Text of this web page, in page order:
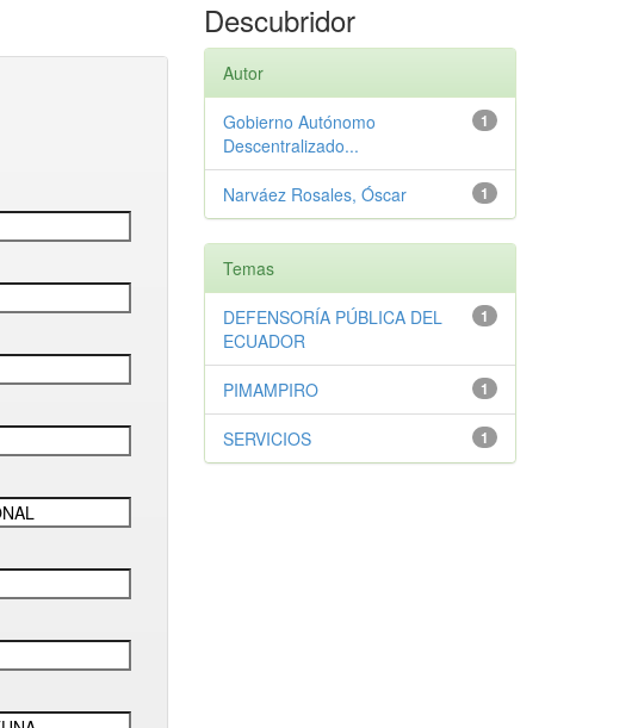
Descubridor
Autor
1
Gobierno Autónomo
Descentralizado...
1
Narváez Rosales, Óscar
Temas
1
DEFENSORÍA PÚBLICA DEL
ECUADOR
1
PIMAMPIRO
1
SERVICIOS